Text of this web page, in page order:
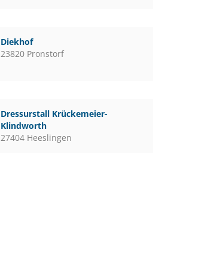
Diekhof
23820 Pronstorf
Dressurstall Krückemeier-
Klindworth
27404 Heeslingen